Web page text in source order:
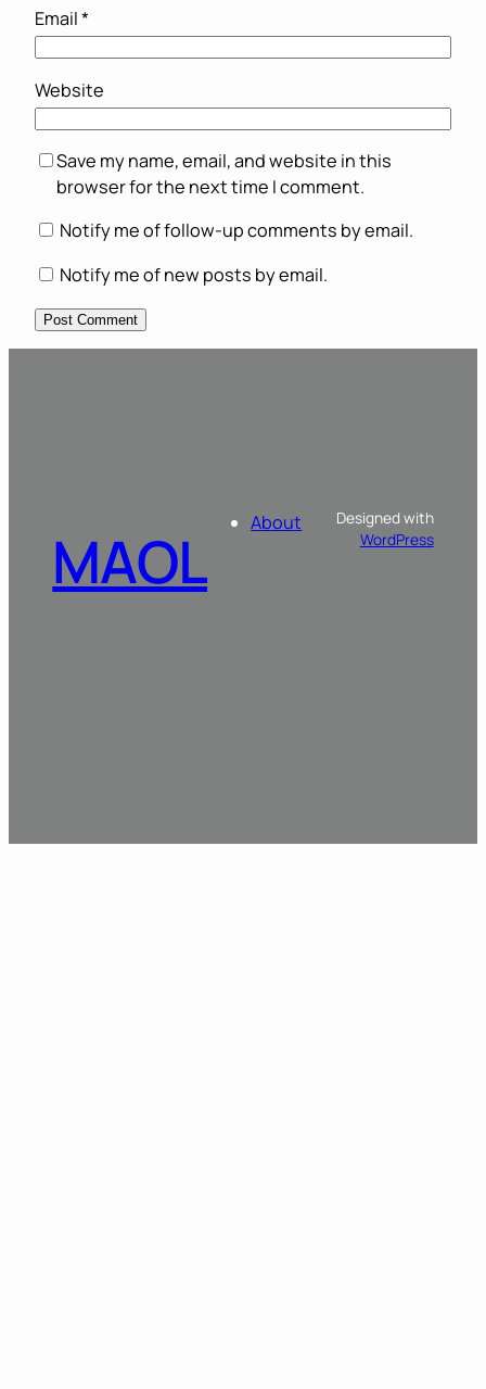
Email*
Website
Save my name, email, and website in this
browser for the next time I comment.
Notify me of follow-up comments by email.
Notify me of new posts by email.
MAOL About
Designed with
WordPress